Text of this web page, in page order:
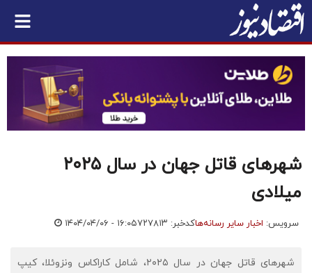
شهرهای قاتل جهان در سال ۲۰۲۵
میلادی
سرویس: اخبار سایر رسانه‌هاکدخبر: ۷۲۷۸۱۳ ۱۴۰۴/۰۴/۰۶ - ۱۶:۰۵
شهرهای قاتل جهان در سال ۲۰۲۵، شامل کاراکاس ونزوئلا، کیپ